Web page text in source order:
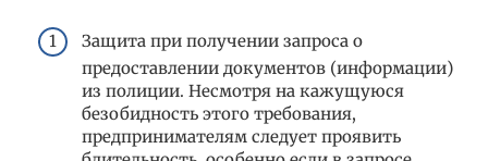
Защита при получении запроса о
предоставлении документов (информации)
из полиции. Несмотря на кажущуюся
безобидность этого требования,
предпринимателям следует проявить